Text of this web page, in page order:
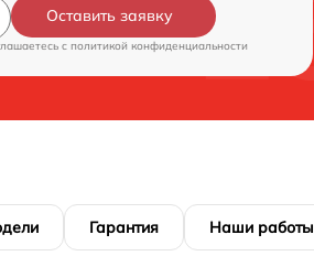
Оставить заявку
c политикой конфиденциальности
Гарантия Наши работы